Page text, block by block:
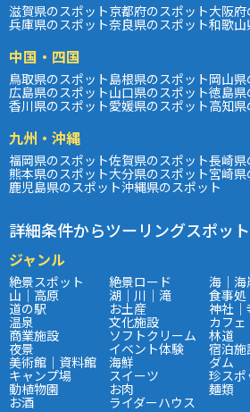
滋賀県のスポット京都府のスポット大阪府
兵庫県のスポット奈良県のスポット和歌山
中国・四国
鳥取県のスポット島根県のスポット岡山県
広島県のスポット山口県のスポット徳島県
香川県のスポット愛媛県のスポット高知県
九州・沖縄
福岡県のスポット佐賀県のスポット長崎県
熊本県のスポット大分県のスポット宮崎県
鹿児島県のスポット沖縄県のスポット
詳細条件からツーリングスポッ
ジャンル
絶景スポット 絶景ロード 海｜
山｜高原 湖｜川｜滝 食事処
道の駅 お土産 神社｜
温泉 文化施設 カフ
商業施設 ソフトクリーム 林道
夜景 イベント体験 宿泊施
美術館｜資料館 海鮮 ダム
キャンプ場 スイーツ 珍スポ
動植物園 お肉 麺類
お酒 ライダーハウス